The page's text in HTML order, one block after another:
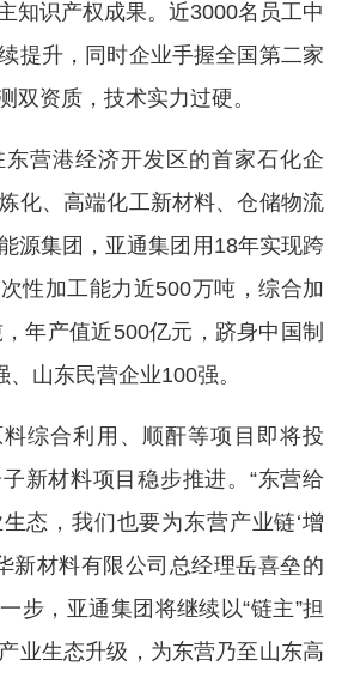
知识产权成果。近3000名员工中
提升，同时企业手握全国第二家
双资质，技术实力过硬。
东营港经济开发区的首家石化企
化、高端化工新材料、仓储物流
源集团，亚通集团用18年实现跨
性加工能力近500万吨，综合加
年产值近500亿元，跻身中国制
山东民营企业100强。
综合利用、顺酐等项目即将投
新材料项目稳步推进。“东营给
态，我们也要为东营产业链‘增
新材料有限公司总经理岳喜垒的
步，亚通集团将继续以“链主”担
业生态升级，为东营乃至山东高